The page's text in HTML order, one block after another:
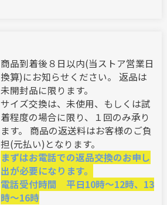
商品到着後８日以内(当ストア営業日
換算)にお知らせください。 返品は
未開封品に限ります。
サイズ交換は、未使用、もしくは試
着程度の場合に限り、１回のみ承り
ます。 商品の返送料はお客様のご負
担(元払い)となります。
まずはお電話での返品交換のお申し
出が必要になります。
電話受付時間 平日10時～12時、13
時～16時